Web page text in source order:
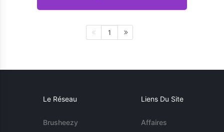
1
Le Réseau
Brusheezy
Liens Du Site
Affaires